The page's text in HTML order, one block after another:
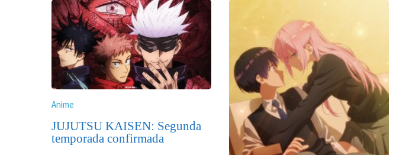
Anime
JUJUTSU KAISEN: Segunda
temporada confirmada